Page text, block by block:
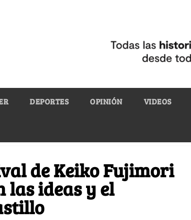
DEPORTES OPINIÓN VIDEOS
de Keiko Fujimori
las ideas y el